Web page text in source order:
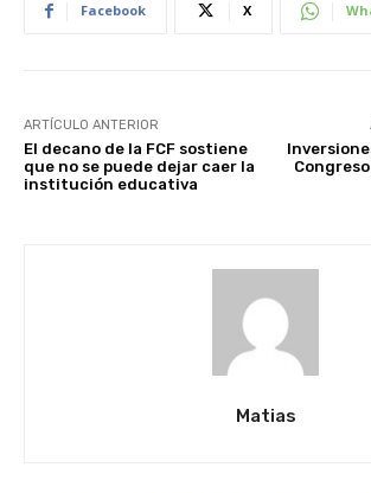
Facebook X
ARTÍCULO ANTERIOR
El decano de la FCF sostiene
que no se puede dejar caer la
institución educativa
Matias